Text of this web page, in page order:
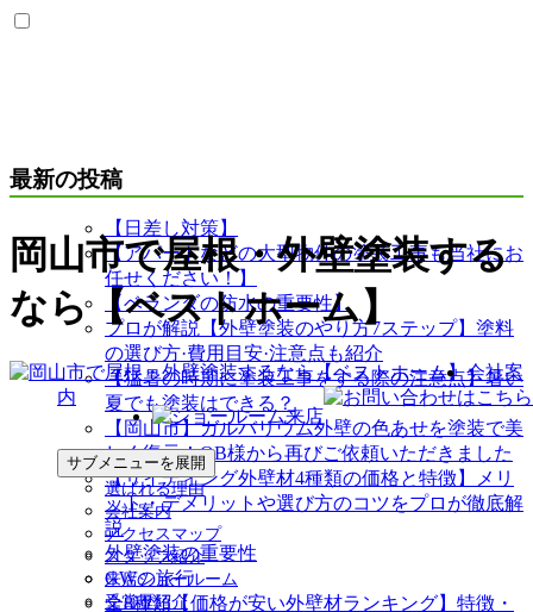
岡山市で屋根・外壁塗装する
なら【ベストホーム】
会社案
内
サブメニューを展開
選ばれる理由
会社案内
アクセスマップ
スタッフ紹介
来店ショールーム
受賞歴紹介
最新の投稿
【日差し対策】
【アパートなどの大型物件の塗装工事も当社にお
任せください！】
【ベランダの防水の重要性】
プロが解説【外壁塗装のやり方7ステップ】塗料
の選び方·費用目安·注意点も紹介
【猛暑の時期に塗装工事をする際の注意点】暑い
夏でも塗装はできる？
【岡山市】ガルバリウム外壁の色あせを塗装で美
しく復元！OB様から再びご依頼いただきました
【サイディング外壁材4種類の価格と特徴】メリ
ット・デメリットや選び方のコツをプロが徹底解
説
外壁塗装の重要性
GWの旅行
全8種類【価格が安い外壁材ランキング】特徴・